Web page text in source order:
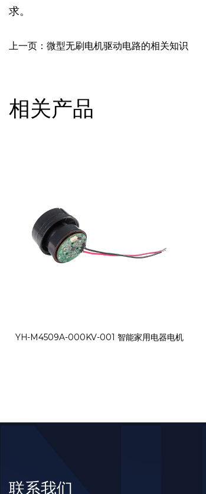
求。
上一页：微型无刷电机驱动电路的相关知识
相关产品
YH-M4509A-000KV-001 智能家用电器电机
联系我们